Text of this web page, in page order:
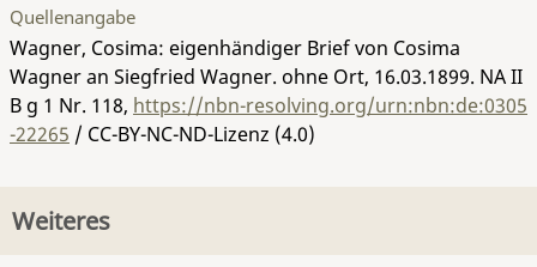
Quellenangabe
Wagner, Cosima: eigenhändiger Brief von Cosima
Wagner an Siegfried Wagner. ohne Ort, 16.03.1899. NA II
B g 1 Nr. 118, https://nbn-resolving.org/urn:nbn:de:0305
-22265 / CC-BY-NC-ND-Lizenz (4.0)
Weiteres